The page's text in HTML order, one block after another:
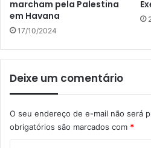
marcham pela Palestina
em Havana
17/10/2024
Deixe um comentário
O seu endereço de e-mail não será
obrigatórios são marcados com *